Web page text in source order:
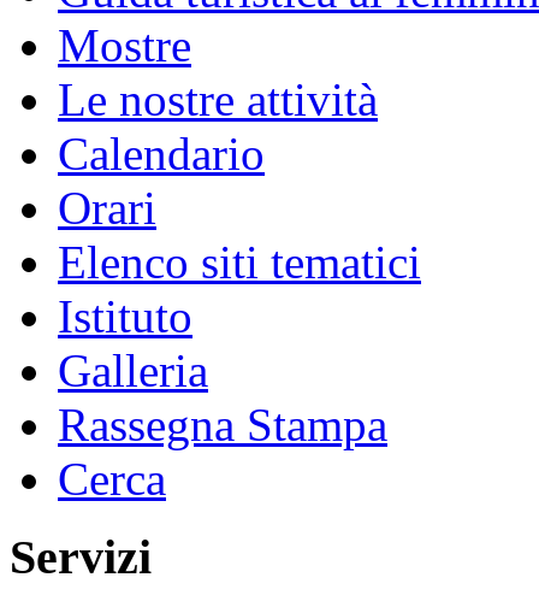
Mostre
Le nostre attività
Calendario
Orari
Elenco siti tematici
Istituto
Galleria
Rassegna Stampa
Cerca
Servizi